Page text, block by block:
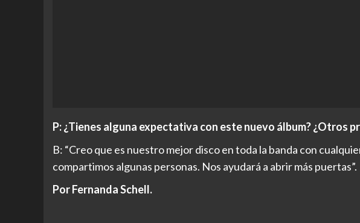
P: ¿Tienes alguna expectativa con este nuevo álbum? ¿Otros
B: “Creo que es nuestro mejor disco en toda la banda con
compartimos algunas personas. Nos ayudará a abrir más puertas”.
Por Fernanda Schell.